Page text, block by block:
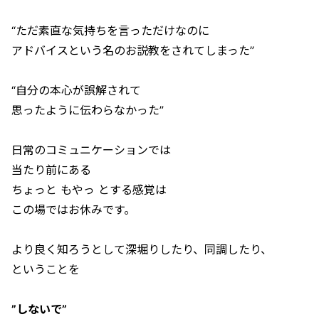
“ただ素直な気持ちを言っただけなのに
アドバイスという名のお説教をされてしまった”
“自分の本心が誤解されて
思ったように伝わらなかった”
日常のコミュニケーションでは
当たり前にある
ちょっと もやっ とする感覚は
この場ではお休みです。
より良く知ろうとして深堀りしたり、同調したり、
ということを
”しないで”